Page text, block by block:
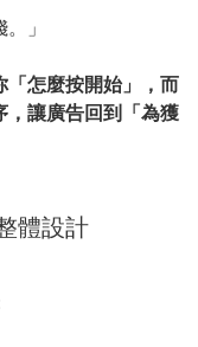
」
「怎麼按開始」，而
，讓廣告回到「為獲
體設計